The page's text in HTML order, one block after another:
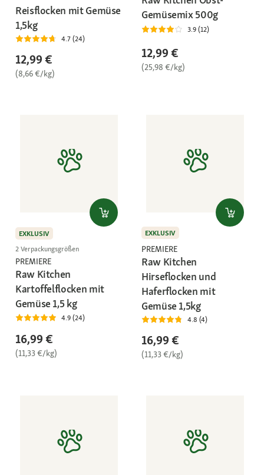
Reisflocken mit Gemüse
1,5kg
4.7 (24)
12,99 €
(8,66 €/kg)
Gemüsemix 500g
3.9 (12)
12,99 €
(25,98 €/kg)
EXKLUSIV
2 Verpackungsgrößen
PREMIERE
Raw Kitchen
Kartoffelflocken mit
Gemüse 1,5 kg
4.9 (24)
16,99 €
(11,33 €/kg)
EXKLUSIV
PREMIERE
Raw Kitchen
Hirseflocken und
Haferflocken mit
Gemüse 1,5kg
4.8 (4)
16,99 €
(11,33 €/kg)